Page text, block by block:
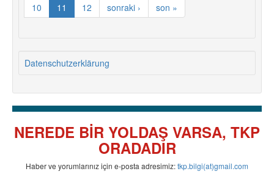
10
11 12 sonraki › son »
Datenschutzerklärung
NEREDE BİR YOLDAŞ VARSA, TKP
ORADADIR
Haber ve yorumlarınız için e-posta adresimiz:tkp.bilgi(at)gmail.com